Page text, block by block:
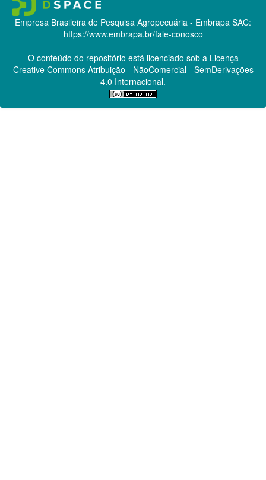
Empresa Brasileira de Pesquisa Agropecuária - Embrapa SAC:
https://www.embrapa.br/fale-conosco
O conteúdo do repositório está licenciado sob a Licença
Creative CommonsAtribuição - NãoComercial - SemDerivações
4.0 Internacional.